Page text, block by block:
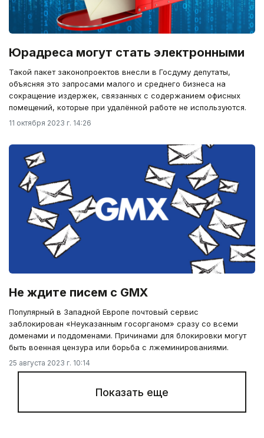
Юрадреса могут стать электронными
Такой пакет законопроектов внесли в Госдуму депутаты,
объясняя это запросами малого и среднего бизнеса на
сокращение издержек, связанных с содержанием офисных
помещений, которые при удалённой работе не используются.
11 октября 2023 г. 14:26
Не ждите писем с GMX
Популярный в Западной Европе почтовый сервис
заблокирован «Неуказанным госорганом» сразу со всеми
доменами и поддоменами. Причинами для блокировки могут
быть военная цензура или борьба с лжеминированиями.
25 августа 2023 г. 10:14
Показать еще